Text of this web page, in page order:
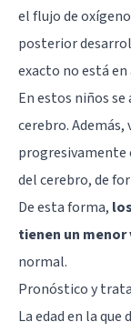
el flujo de
posterior
exacto no está
En estos niños
cerebro.
progresivamente
del cerebro, de
De esta forma,
tienen un
normal.
Pronóstico y
La edad en la